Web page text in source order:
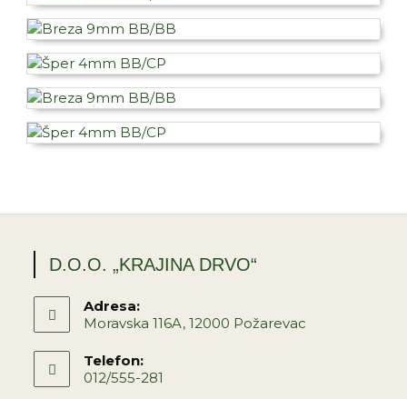
D.O.O. „KRAJINA DRVO“
Adresa:
Moravska 116A, 12000 Požarevac
Telefon:
012/555-281